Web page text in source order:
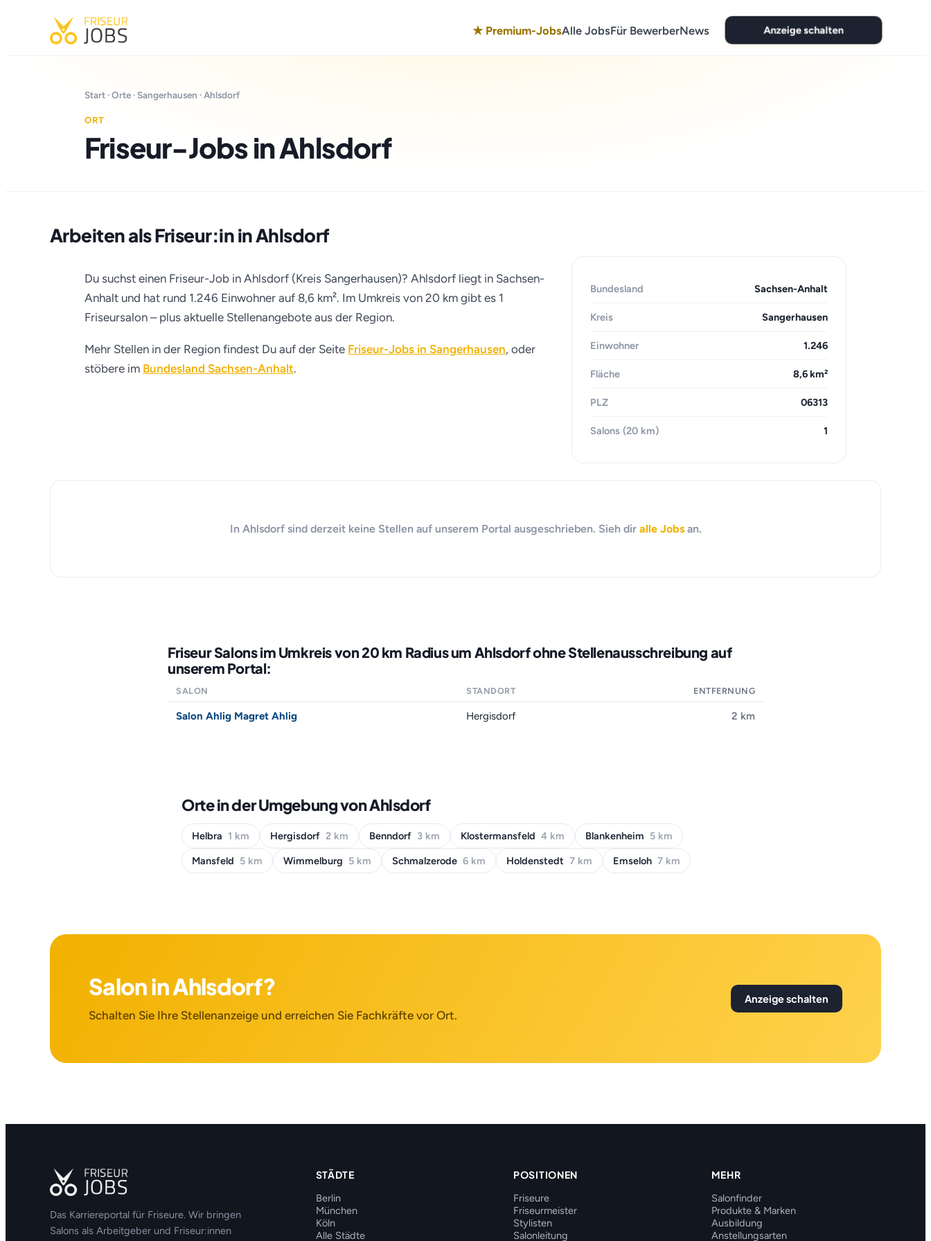
★ Premium-JobsAlle JobsFür BewerberNews Anzeige schalten
Start ·Orte · Sangerhausen · Ahlsdorf
ORT
Friseur-Jobs in Ahlsdorf
Arbeiten als Friseur:in in Ahlsdorf
Du suchst einen Friseur-Job in Ahlsdorf (Kreis Sangerhausen)? Ahlsdorf liegt in Sachsen-
Anhalt und hat rund 1.246 Einwohner auf 8,6 km². Im Umkreis von 20 km gibt es 1
Friseursalon – plus aktuelle Stellenangebote aus der Region.
Mehr Stellen in der Region findest Du auf der Seite Friseur-Jobs in Sangerhausen, oder
stöbere im Bundesland Sachsen-Anhalt.
Bundesland Sachsen-Anhalt
Kreis Sangerhausen
Einwohner 1.246
Fläche 8,6 km²
PLZ 06313
Salons (20 km) 1
In Ahlsdorf sind derzeit keine Stellen auf unserem Portal ausgeschrieben. Sieh dir alle Jobsan.
Friseur Salons im Umkreis von 20 km Radius um Ahlsdorf ohne Stellenausschreibung auf
unserem Portal:
SALON STANDORT ENTFERNUNG
Salon Ahlig Magret Ahlig Hergisdorf 2 km
Orte in der Umgebung von Ahlsdorf
Helbra 1 km Hergisdorf 2 km Benndorf 3 km Klostermansfeld 4 km Blankenheim 5 km
Mansfeld 5 km Wimmelburg 5 km Schmalzerode 6 km Holdenstedt 7 km Emseloh 7 km
Salon in Ahlsdorf?
Schalten Sie Ihre Stellenanzeige und erreichen Sie Fachkräfte vor Ort.
Anzeige schalten
Das Karriereportal für Friseure. Wir bringen
Salons als Arbeitgeber und Friseur:innen
STÄDTE
Berlin
München
Köln
Alle Städte
POSITIONEN
Friseure
Friseurmeister
Stylisten
Salonleitung
MEHR
Salonfinder
Produkte & Marken
Ausbildung
Anstellungsarten